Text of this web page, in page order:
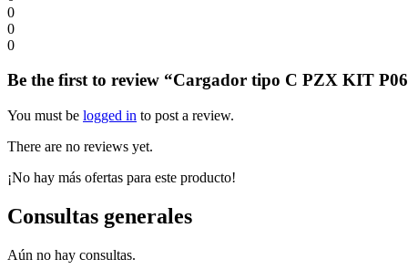
0
0
0
Be the first to review “Cargador tipo C PZX KIT
You must be logged in to post a review.
There are no reviews yet.
¡No hay más ofertas para este producto!
Consultas generales
Aún no hay consultas.